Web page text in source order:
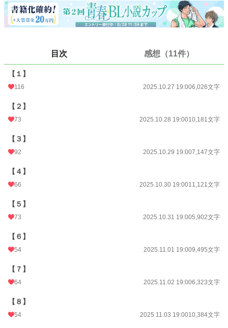
24h.ポイント 7 pt
2025.11.05 19:00
初回公開日時
初回完結日時
週間ポイント
年間ポイント
目次 感想（11件）
【１】
116 2025.10.27 19:006,026文字
【２】
73 2025.10.28 19:0010,181文字
【３】
92 2025.10.29 19:007,147文字
【４】
66 2025.10.30 19:0011,121文字
【５】
73 2025.10.31 19:005,902文字
【６】
54 2025.11.01 19:009,495文字
【７】
64 2025.11.02 19:006,323文字
【８】
54 2025.11.03 19:0010,384文字